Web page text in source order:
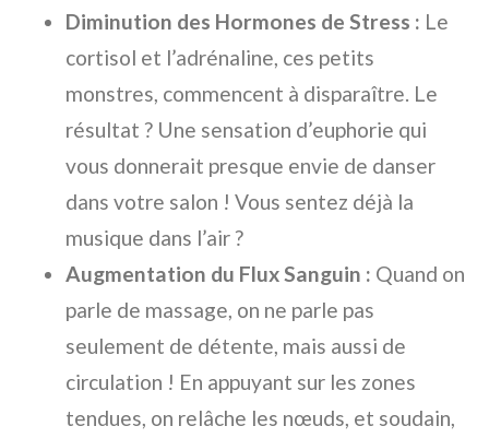
Diminution des Hormones de Stress : Le
cortisol et l’adrénaline, ces petits
monstres, commencent à disparaître. Le
résultat ? Une sensation d’euphorie qui
vous donnerait presque envie de danser
dans votre salon ! Vous sentez déjà la
musique dans l’air ?
Augmentation du Flux Sanguin : Quand on
parle de massage, on ne parle pas
seulement de détente, mais aussi de
circulation ! En appuyant sur les zones
tendues, on relâche les nœuds, et soudain,